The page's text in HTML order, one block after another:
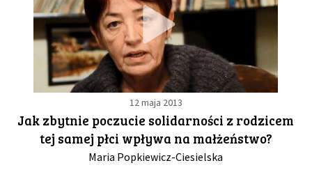
12 maja 2013
Jak zbytnie poczucie solidarności z rodzicem
tej samej płci wpływa na małżeństwo?
Maria Popkiewicz-Ciesielska